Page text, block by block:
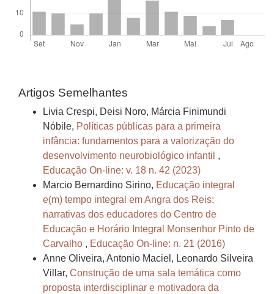
Artigos Semelhantes
Livia Crespi, Deisi Noro, Márcia Finimundi
Nóbile, Políticas públicas para a primeira
infância: fundamentos para a valorização do
desenvolvimento neurobiológico infantil ,
Educação On-line: v. 18 n. 42 (2023)
Marcio Bernardino Sirino, Educação integral
e(m) tempo integral em Angra dos Reis:
narrativas dos educadores do Centro de
Educação e Horário Integral Monsenhor Pinto de
Carvalho , Educação On-line: n. 21 (2016)
Anne Oliveira, Antonio Maciel, Leonardo Silveira
Villar, Construção de uma sala temática como
proposta interdisciplinar e motivadora da